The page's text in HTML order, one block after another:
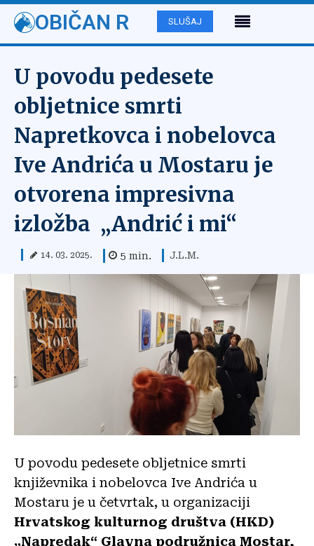
OBIČAN R SLUŠAJ
U povodu pedesete
obljetnice smrti
Napretkovca i nobelovca
Ive Andrića u Mostaru je
otvorena impresivna
izložba „Andrić i mi“
14. 03. 2025. 5 min. J.L.M.
U povodu pedesete obljetnice smrti
književnika i nobelovca Ive Andrića u
Mostaru je u četvrtak, u organizaciji
Hrvatskog kulturnog društva (HKD)
„Napredak“ Glavna podružnica Mostar,